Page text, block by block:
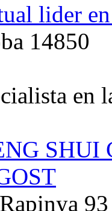
lider
14850
en
93